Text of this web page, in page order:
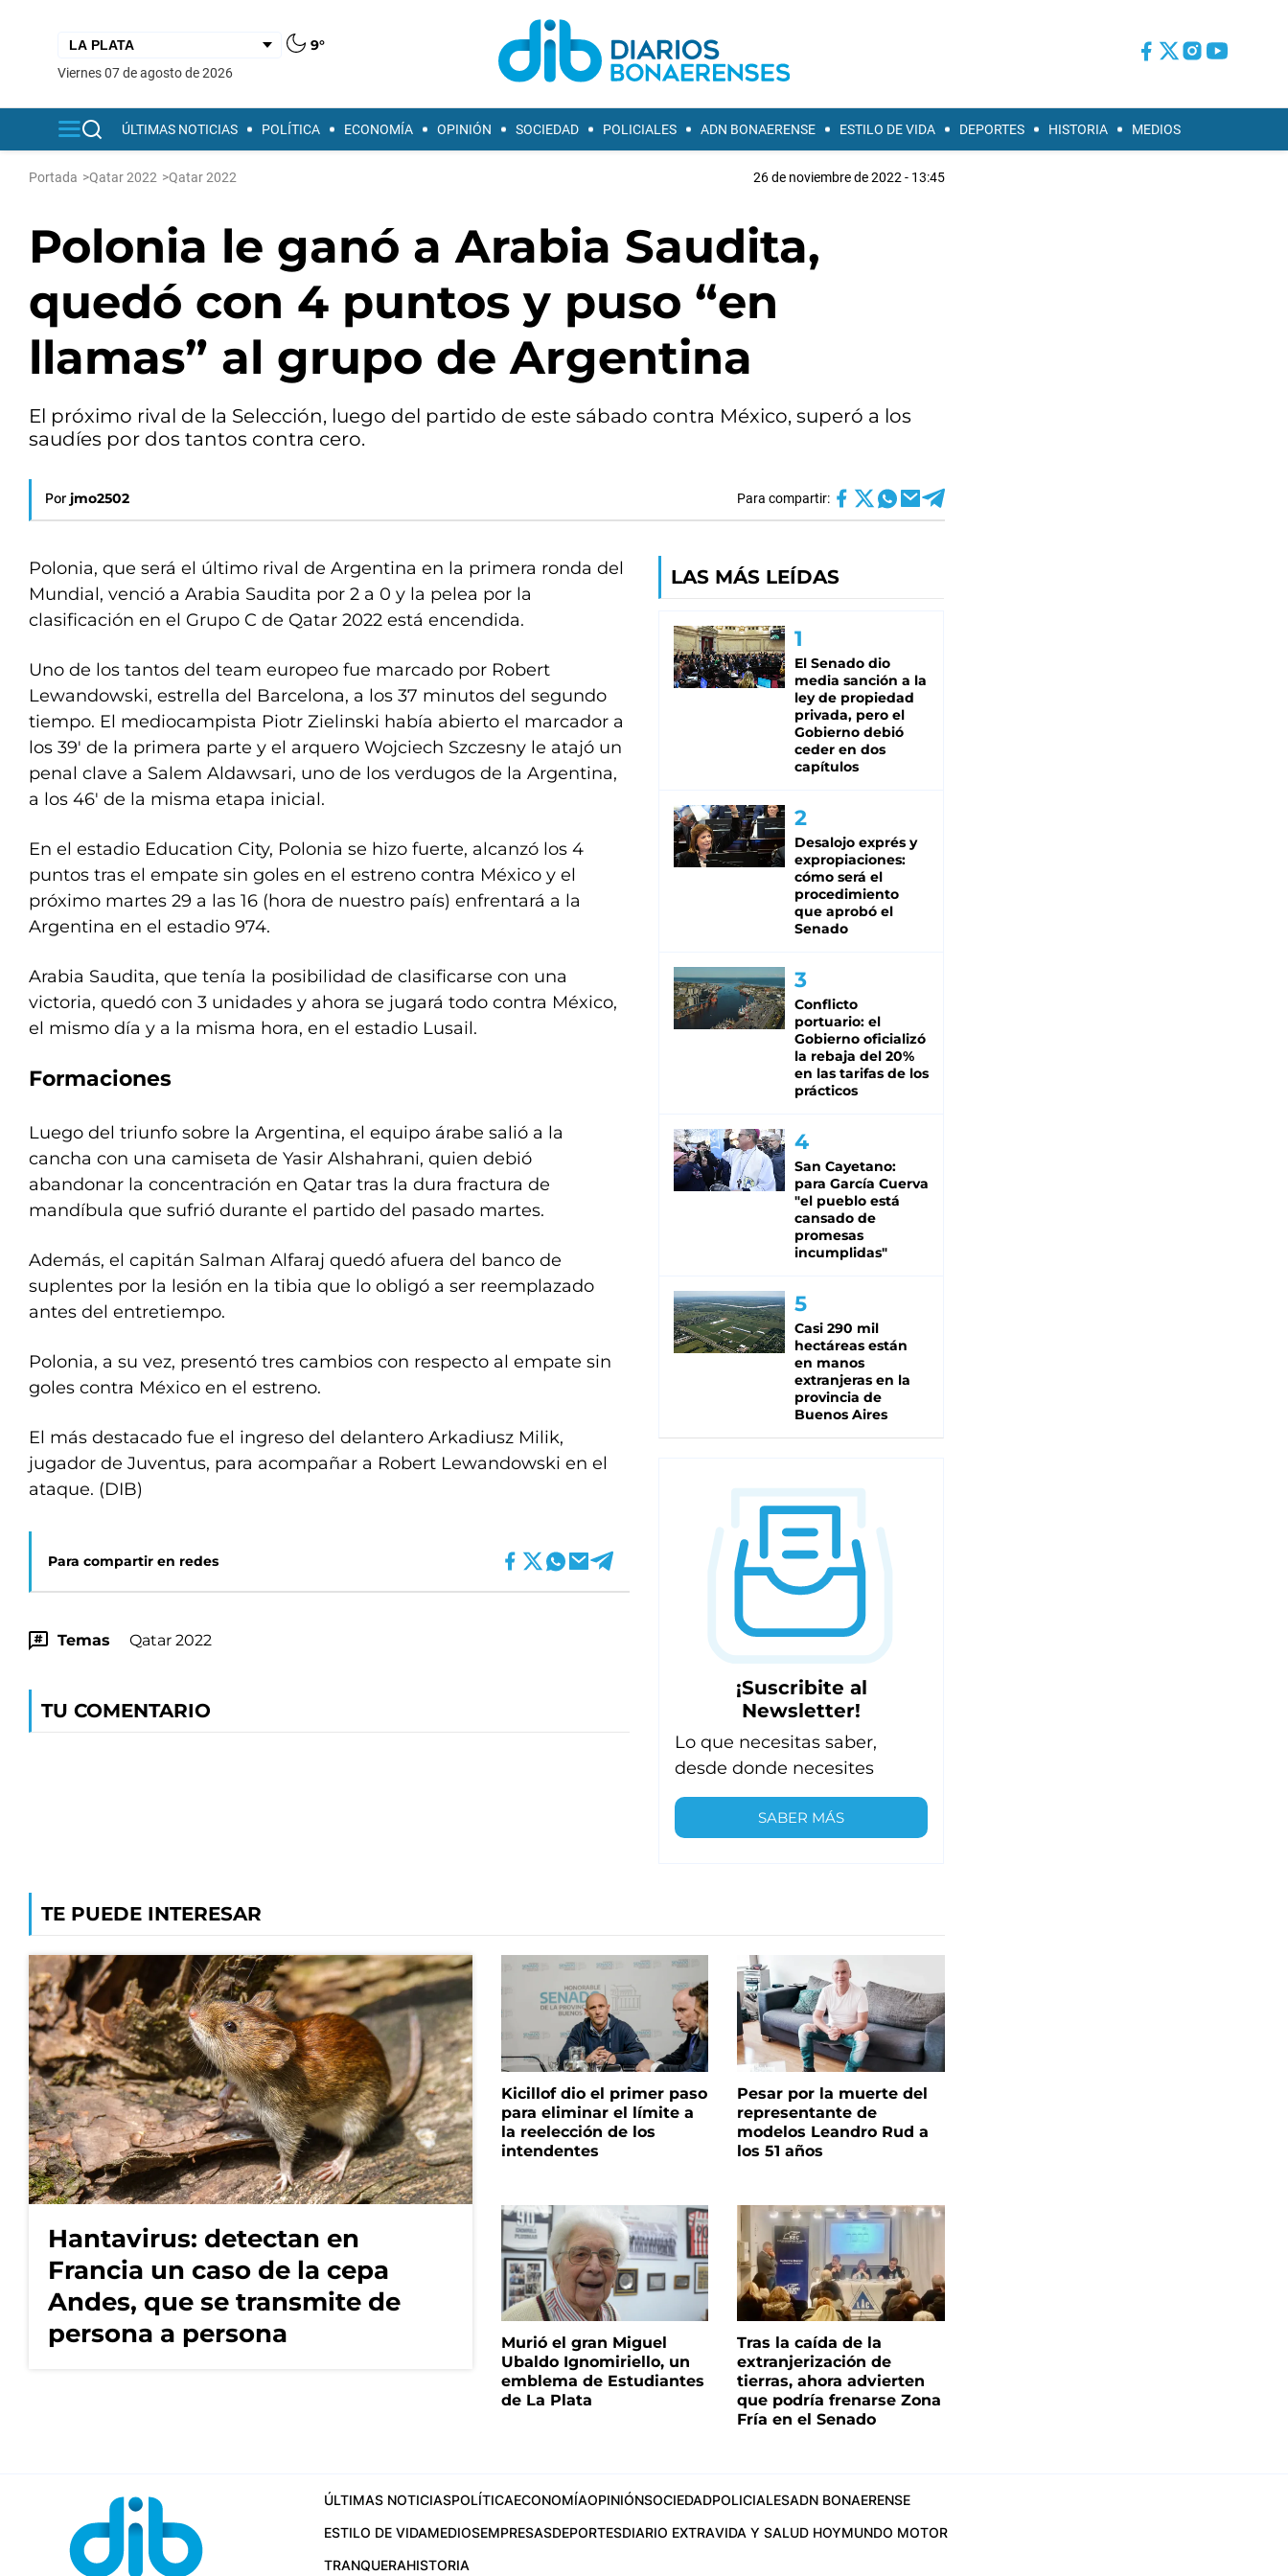
9°
viernes 07 de agosto de 2026
ÚLTIMAS NOTICIAS POLÍTICA ECONOMÍA OPINIÓN SOCIEDAD POLICIALES ADN BONAERENSE ESTILO DE VIDA DEPORTES HISTORIA MEDIOS
Portada >Qatar 2022 >Qatar 2022 26 de noviembre de 2022 - 13:45
Polonia le ganó a Arabia Saudita,
quedó con 4 puntos y puso “en
llamas” al grupo de Argentina
El próximo rival de la Selección, luego del partido de este sábado contra México, superó a los
saudíes por dos tantos contra cero.
Por jmo2502 Para compartir:
Polonia, que será el último rival de Argentina en la primera ronda del
Mundial, venció a Arabia Saudita por 2 a 0 y la pelea por la
clasificación en el Grupo C de Qatar 2022 está encendida.
Uno de los tantos del team europeo fue marcado por Robert
Lewandowski, estrella del Barcelona, a los 37 minutos del segundo
tiempo. El mediocampista Piotr Zielinski había abierto el marcador a
los 39′ de la primera parte y el arquero Wojciech Szczesny le atajó un
penal clave a Salem Aldawsari, uno de los verdugos de la Argentina,
a los 46′ de la misma etapa inicial.
En el estadio Education City, Polonia se hizo fuerte, alcanzó los 4
puntos tras el empate sin goles en el estreno contra México y el
próximo martes 29 a las 16 (hora de nuestro país) enfrentará a la
Argentina en el estadio 974.
Arabia Saudita, que tenía la posibilidad de clasificarse con una
victoria, quedó con 3 unidades y ahora se jugará todo contra México,
el mismo día y a la misma hora, en el estadio Lusail.
Formaciones
Luego del triunfo sobre la Argentina, el equipo árabe salió a la
cancha con una camiseta de Yasir Alshahrani, quien debió
abandonar la concentración en Qatar tras la dura fractura de
mandíbula que sufrió durante el partido del pasado martes.
Además, el capitán Salman Alfaraj quedó afuera del banco de
suplentes por la lesión en la tibia que lo obligó a ser reemplazado
antes del entretiempo.
Polonia, a su vez, presentó tres cambios con respecto al empate sin
goles contra México en el estreno.
El más destacado fue el ingreso del delantero Arkadiusz Milik,
jugador de Juventus, para acompañar a Robert Lewandowski en el
ataque. (DIB)
Para compartir en redes
Temas Qatar 2022
TU COMENTARIO
LAS MÁS LEÍDAS
El Senado dio
media sanción a la
ley de propiedad
privada, pero el
Gobierno debió
ceder en dos
capítulos
Desalojo exprés y
expropiaciones:
cómo será el
procedimiento
que aprobó el
Senado
Conflicto
portuario: el
Gobierno oficializó
la rebaja del 20%
en las tarifas de los
prácticos
San Cayetano:
para García Cuerva
"el pueblo está
cansado de
promesas
incumplidas"
Casi 290 mil
hectáreas están
en manos
extranjeras en la
provincia de
Buenos Aires
¡Suscribite al
Newsletter!
Lo que necesitas saber,
desde donde necesites
SABER MÁS
TE PUEDE INTERESAR
Hantavirus: detectan en
Francia un caso de la cepa
Andes, que se transmite de
persona a persona
Kicillof dio el primer paso
para eliminar el límite a
la reelección de los
intendentes
Pesar por la muerte del
representante de
modelos Leandro Rud a
los 51 años
Murió el gran Miguel
Ubaldo Ignomiriello, un
emblema de Estudiantes
de La Plata
Tras la caída de la
extranjerización de
tierras, ahora advierten
que podría frenarse Zona
Fría en el Senado
ÚLTIMAS NOTICIASPOLÍTICAECONOMÍAOPINIÓNSOCIEDADPOLICIALESADN BONAERENSE
ESTILO DE VIDAMEDIOSEMPRESASDEPORTESDIARIO EXTRAVIDA Y SALUD HOYMUNDO MOTOR
TRANQUERAHISTORIA